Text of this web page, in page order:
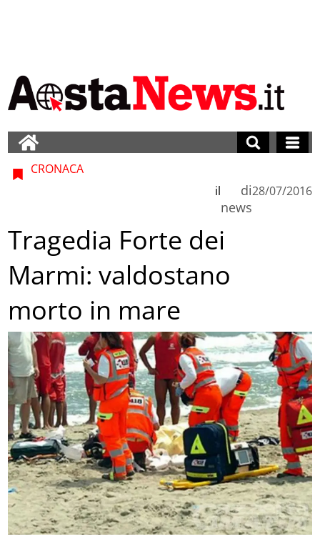
CRONACA
di
news
il 28/07/2016
Tragedia Forte dei
Marmi: valdostano
morto in mare